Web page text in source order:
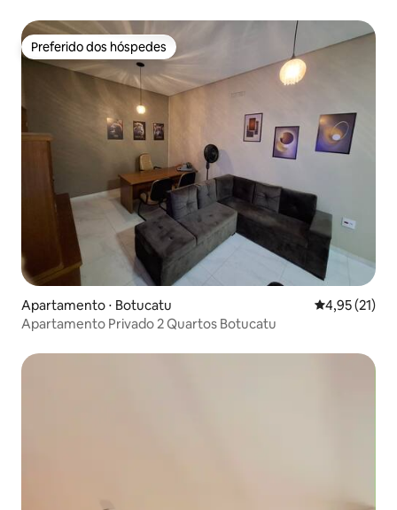
Preferido dos hóspedes
Preferido dos hóspedes
Apartamento ⋅ Botucatu 4,95 de uma
4,95 (21)
Apartamento Privado 2 Quartos Botucatu